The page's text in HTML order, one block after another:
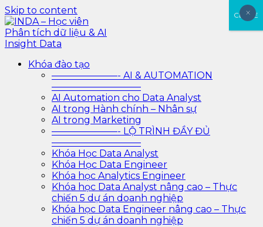
Skip to content
INDA – Học viên Phân tích
dữ liệu & AI Insight Data
INDA – Học viện Đào tạo phân tích dữ liệu & AI chuyên
sâu cho ngành ngân hàng – bảo hiểm – chứng khoán
và doanh nghiệp với các project thực tế, cá nhân hóa
lộ trình với AI
Khóa đào tạo
———————- AI & AUTOMATION
—————————–
AI Automation cho Data Analyst
AI trong Hành chính – Nhân sự
AI trong Marketing
———————- LỘ TRÌNH ĐẦY ĐỦ
—————————–
Khóa Học Data Analyst
Khóa Học Data Engineer
Khóa học Analytics Engineer
Khóa học Data Analyst nâng cao – Thực
chiến 5 dự án doanh nghiệp
Khóa học Data Engineer nâng cao – Thực
chiến 5 dự án doanh nghiệp
×
CLOSE
×